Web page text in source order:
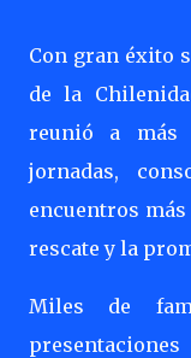
Con gran éxito
de la
reunió a más
jornadas,
encuentros
rescate y la
Miles de